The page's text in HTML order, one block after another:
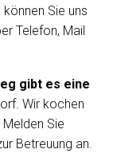
Sie uns
Telefon, Mail
gibt es eine
Wir kochen
Sie
Betreuung an.